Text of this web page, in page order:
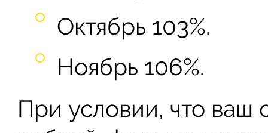
Октябрь 103%.
Ноябрь 106%.
При условии, что ваш